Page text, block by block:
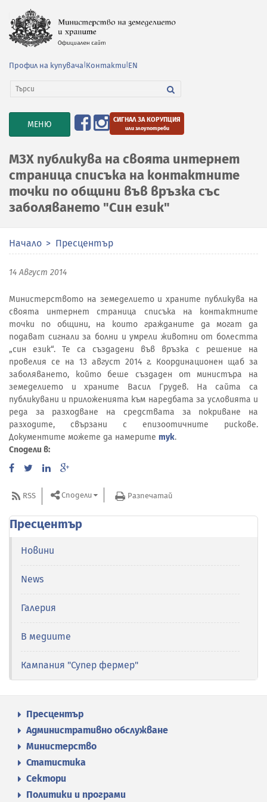
Профил на купувача Контакти EN
TOGGLE
NAVIGATION
МЕНЮ СИГНАЛ ЗА КОРУПЦИЯ
или злоупотреби
МЗХ публикува на своята интернет
страница списъка на контактните
точки по общини във връзка със
заболяването "Син език"
Начало Пресцентър
14 Август 2014
Министерството на земеделието и храните публикува на
своята интернет страница списъка на контактните
точки по общини, на които гражданите да могат да
подават сигнали за болни и умрели животни от болестта
„син език“. Те са създадени във връзка с решение на
провелия се на 13 август 2014 г. Координационен щаб за
заболяването, който беше създаден от министъра на
земеделието и храните Васил Грудев. На сайта са
публикувани и приложенията към наредбата за условията и
реда за разходване на средствата за покриване на
разходите, свързани с епизоотичните рискове.
Документите можете да намерите тук.
Сподели в:
RSS Сподели Разпечатай
Пресцентър
Новини
News
Галерия
В медиите
Кампания "Супер фермер"
Пресцентър
Административно обслужване
Министерство
Статистика
Сектори
Политики и програми